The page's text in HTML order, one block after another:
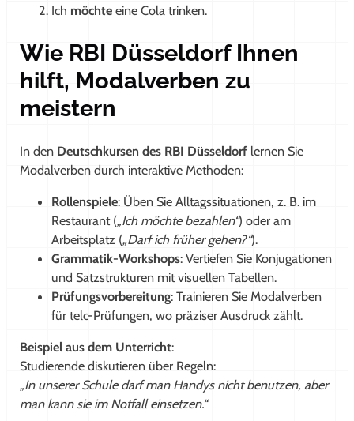
Ich möchte eine Cola trinken.
Wie RBI Düsseldorf Ihnen
hilft, Modalverben zu
meistern
In den Deutschkursen des RBI Düsseldorf lernen Sie
Modalverben durch interaktive Methoden:
Rollenspiele: Üben Sie Alltagssituationen, z. B. im
Restaurant („Ich möchte bezahlen“) oder am
Arbeitsplatz („Darf ich früher gehen?“).
Grammatik-Workshops: Vertiefen Sie Konjugationen
und Satzstrukturen mit visuellen Tabellen.
Prüfungsvorbereitung: Trainieren Sie Modalverben
für telc-Prüfungen, wo präziser Ausdruck zählt.
Beispiel aus dem Unterricht:
Studierende diskutieren über Regeln:
„In unserer Schule darf man Handys nicht benutzen, aber
man kann sie im Notfall einsetzen.“